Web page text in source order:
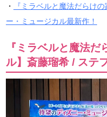
・
『ミラベルと魔法だらけ
ー・ミュージカル最新作！
『ミラベルと魔法
ル】斎藤瑠希 / ステ